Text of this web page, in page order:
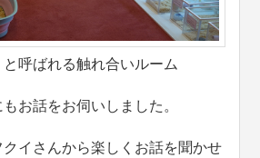
と呼ばれる触れ合いルーム
お話をお伺いしました。
イさんから楽しくお話を聞かせ